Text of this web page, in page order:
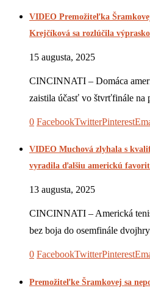
VIDEO Premožiteľka
Krejčíková sa rozlúčila
15 augusta, 2025
CINCINNATI – Domáca
zaistila účasť vo štvrťfinále na
0 FacebookTwitterPinterest
VIDEO Muchová zlyhala s
vyradila ďalšiu americkú
13 augusta, 2025
CINCINNATI – Americká
bez boja do osemfinále
0 FacebookTwitterPinterest
Premožiteľke Šramkovej sa